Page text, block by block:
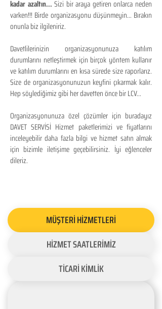
kadar azaltın...Sizi bir araya getiren onlarca neden
varken!!! Birde organizasyonu düşünmeyin... Bırakın
onunla biz ilgileniriz.
Davetlilerinizin organizasyonunuza katılım
durumlarını netleştirmek için birçok yöntem kullanır
ve katılım durumlarını en kısa sürede size raporlarız.
Size de organizasyonunuzun keyfini çıkarmak kalır.
Hep söylediğimiz gibi her davetten önce bir LCV...
Organizasyonunuza özel çözümler için buradayız
DAVET SERVİSİ Hizmet paketlerimizi ve fiyatlarını
inceleyebilir daha fazla bilgi ve hizmet satın almak
için bizimle iletişime geçebilirsiniz. İyi eğlenceler
dileriz.
MÜŞTERİ HİZMETLERİ
HİZMET SAATLERİMİZ
TİCARİ KİMLİK